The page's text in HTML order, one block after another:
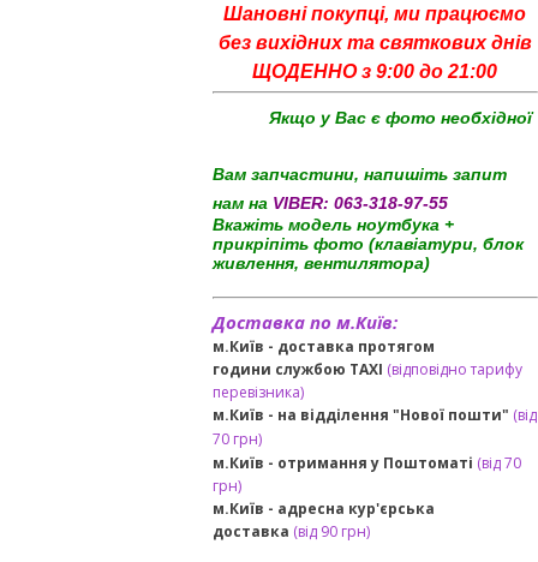
Шановні покупці, ми працюємо
без вихідних та святкових днів
ЩОДЕННО з 9:00 до 21:00
Якщо у Вас є фото необхідної
Вам запчастини, напишіть запит
нам на VIBER: 063-318-97-55
Вкажіть модель ноутбука +
прикріпіть фото (клавіатури, блок
живлення, вентилятора)
Доставка по м.Київ:
м.Київ - доставка протягом
години службою TAXI (відповідно тарифу
перевізника)
м.Київ - на відділення "Нової пошти" (від
70 грн)
м.Київ - отримання у Поштоматі (від 70
грн)
м.Київ - адресна кур'єрська
доставка (від90 грн)